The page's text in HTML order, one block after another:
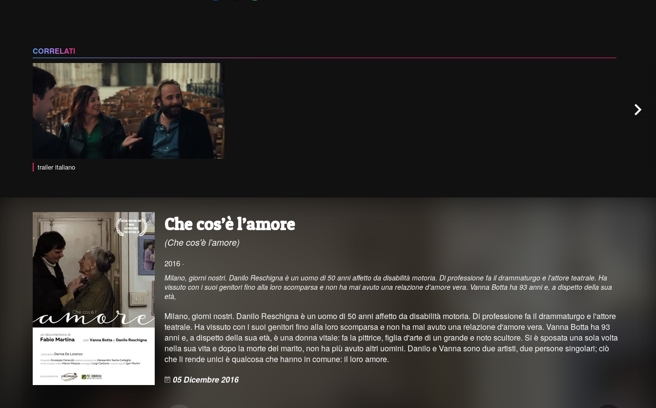
CORRELATI
trailer italiano
Che cos’è l’amore
(Che cos'è l'amore)
2016 ·
Milano, giorni nostri. Danilo Reschigna è un uomo di 50 anni affetto da disabilità motoria. Di professione fa il drammaturgo e l'attore teatrale. Ha
vissuto con i suoi genitori fino alla loro scomparsa e non ha mai avuto una relazione d'amore vera. Vanna Botta ha 93 anni e, a dispetto della sua
età,
Milano, giorni nostri. Danilo Reschigna è un uomo di 50 anni affetto da disabilità motoria. Di professione fa il drammaturgo e l'attore
teatrale. Ha vissuto con i suoi genitori fino alla loro scomparsa e non ha mai avuto una relazione d'amore vera. Vanna Botta ha 93
anni e, a dispetto della sua età, è una donna vitale: fa la pittrice, figlia d'arte di un grande e noto scultore. Si è sposata una sola volta
nella sua vita e dopo la morte del marito, non ha più avuto altri uomini. Danilo e Vanna sono due artisti, due persone singolari; ciò
che li rende unici è qualcosa che hanno in comune: il loro amore.
05 Dicembre 2016